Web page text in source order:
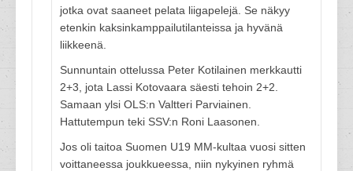
jotka ovat saaneet pelata liigapelejä. Se näkyy
etenkin kaksinkamppailutilanteissa ja hyvänä
liikkeenä.
Sunnuntain ottelussa Peter Kotilainen merkkautti
2+3, jota Lassi Kotovaara säesti tehoin 2+2.
Samaan ylsi OLS:n Valtteri Parviainen.
Hattutempun teki SSV:n Roni Laasonen.
Jos oli taitoa Suomen U19 MM-kultaa vuosi sitten
voittaneessa joukkueessa, niin nykyinen ryhmä